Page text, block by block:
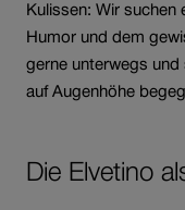
Kulissen: Wir suchen
Humor und dem
gerne unterwegs
auf Augenhöhe
Die Elvetino